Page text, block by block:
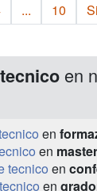
... 10
tecnico en
en
en
tecnico en
en